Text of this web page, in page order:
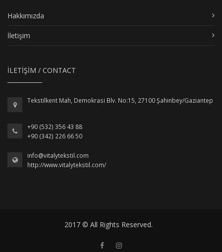
Hakkımızda
İletişim
İLETİŞİM / CONTACT
Tekstilkent Mah, Demokrasi Blv. No:15, 27100 Şahinbey/Gaziantep
+90 (532) 356 43 88
+90 (342) 226 66 50
info@vitalytekstil.com
http://www.vitalytekstil.com/
2017 © All Rights Reserved.